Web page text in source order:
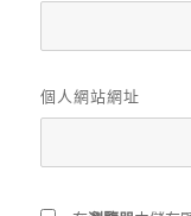
個人網站網址